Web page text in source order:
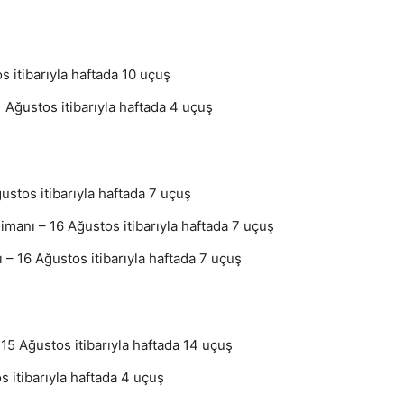
itibarıyla haftada 10 uçuş
Ağustos itibarıyla haftada 4 uçuş
itibarıyla haftada 7 uçuş
– 16 Ağustos itibarıyla haftada 7 uçuş
– 16 Ağustos itibarıyla haftada 7 uçuş
Ağustos itibarıyla haftada 14 uçuş
itibarıyla haftada 4 uçuş